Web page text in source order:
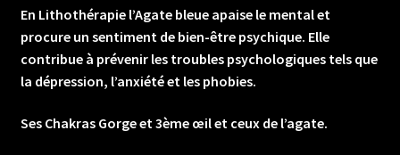
En Lithothérapie l’Agate bleue apaise le mental et
procure un sentiment de bien-être psychique. Elle
contribue à prévenir les troubles psychologiques tels que
la dépression, l’anxiété et les phobies.
Ses Chakras Gorge et 3ème œil et ceux de l’agate.